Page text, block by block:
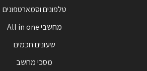
טלפונים וסמארטפונים
מחשבי All in one
שעונים חכמים
מסכי מחשב